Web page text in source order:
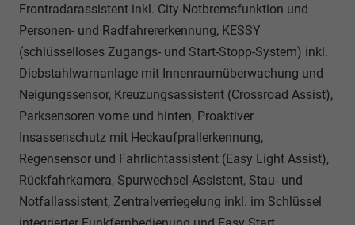
Frontradarassistent inkl. City-Notbremsfunktion und
Personen- und Radfahrererkennung, KESSY
(schlüsselloses Zugangs- und Start-Stopp-System) inkl.
Diebstahlwarnanlage mit Innenraumüberwachung und
Neigungssensor, Kreuzungsassistent (Crossroad Assist),
Parksensoren vorne und hinten, Proaktiver
Insassenschutz mit Heckaufprallerkennung,
Regensensor und Fahrlichtassistent (Easy Light Assist),
Rückfahrkamera, Spurwechsel-Assistent, Stau- und
Notfallassistent, Zentralverriegelung inkl. im Schlüssel